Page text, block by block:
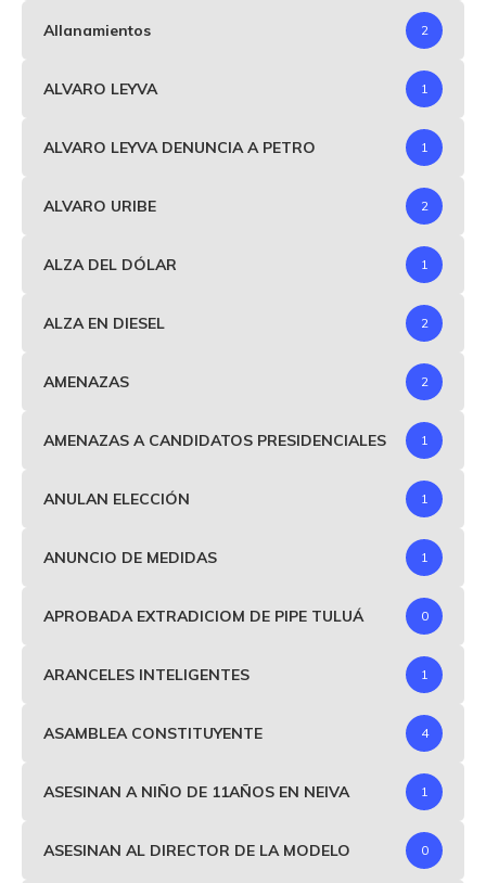
Allanamientos 2
ALVARO LEYVA 1
ALVARO LEYVA DENUNCIA A PETRO 1
ALVARO URIBE 2
ALZA DEL DÓLAR 1
ALZA EN DIESEL 2
AMENAZAS 2
AMENAZAS A CANDIDATOS PRESIDENCIALES 1
ANULAN ELECCIÓN 1
ANUNCIO DE MEDIDAS 1
APROBADA EXTRADICIOM DE PIPE TULUÁ 0
ARANCELES INTELIGENTES 1
ASAMBLEA CONSTITUYENTE 4
ASESINAN A NIÑO DE 11AÑOS EN NEIVA 1
ASESINAN AL DIRECTOR DE LA MODELO 0